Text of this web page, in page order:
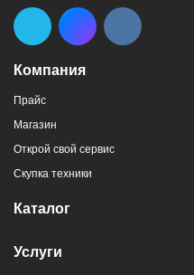
8 (964) 914-44-74
Компания
Прайс
Магазин
Открой свой сервис
Скупка техники
Каталог
Услуги